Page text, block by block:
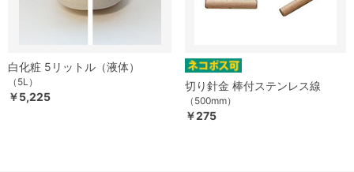
白化粧 5リットル（液体）
（5L）
￥5,225
切り針金 棒付ステンレス線
（500mm）
￥275